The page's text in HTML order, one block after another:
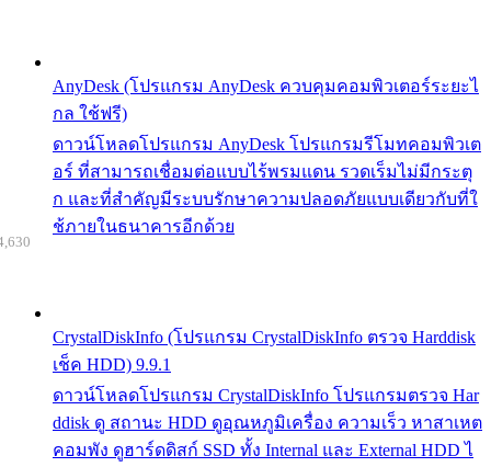
AnyDesk (โปรแกรม AnyDesk ควบคุมคอมพิวเตอร์ระยะไ
กล ใช้ฟรี)
ดาวน์โหลดโปรแกรม AnyDesk โปรแกรมรีโมทคอมพิวเต
อร์ ที่สามารถเชื่อมต่อแบบไร้พรมแดน รวดเร็มไม่มีกระตุ
ก และที่สำคัญมีระบบรักษาความปลอดภัยแบบเดียวกับที่ใ
ช้ภายในธนาคารอีกด้วย
CrystalDiskInfo (โปรแกรม CrystalDiskInfo ตรวจ Harddisk
เช็ค HDD) 9.9.1
ดาวน์โหลดโปรแกรม CrystalDiskInfo โปรแกรมตรวจ Har
ddisk ดู สถานะ HDD ดูอุณหภูมิเครื่อง ความเร็ว หาสาเหต
คอมพัง ดูฮาร์ดดิสก์ SSD ทั้ง Internal และ External HDD ไ